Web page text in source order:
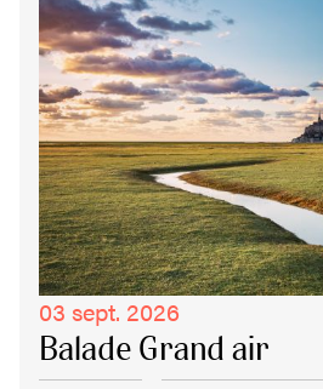
03 sept. 2026
Balade Grand air